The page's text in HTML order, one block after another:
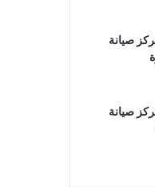
صيانة
صيانة